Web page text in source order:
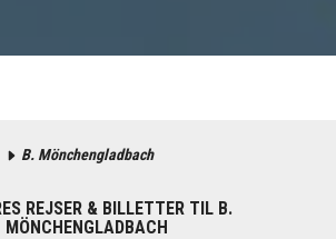
B. Mönchengladbach
REJSER & BILLETTER TIL B.
MÖNCHENGLADBACH